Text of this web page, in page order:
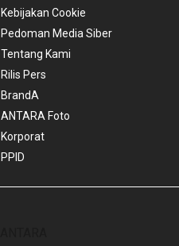
Kebijakan Cookie
Pedoman Media Siber
Tentang Kami
Rilis Pers
BrandA
ANTARA Foto
Korporat
PPID